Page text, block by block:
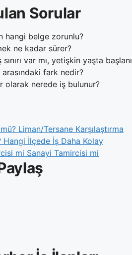
Sorular
hangi belge zorunlu?
ne kadar sürer?
var mı, yetişkin yaşta
fark nedir?
olarak nerede iş bulunur?
Liman/Tersane Karşılaştırma
İlçede İş Daha Kolay
mi Sanayi Tamircisi mi